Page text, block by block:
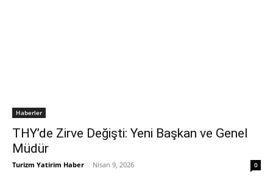
Haberler
THY’de Zirve Değişti: Yeni Başkan ve Genel
Müdür
Turizm Yatirim Haber - Nisan 9, 2026 0